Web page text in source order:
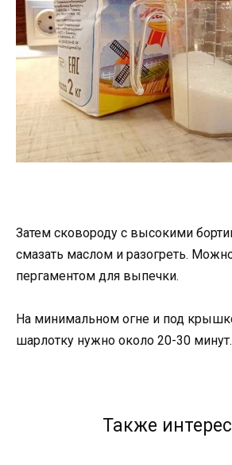
Затем сковороду с высокими
смазать маслом и разогреть.
пергаментом для выпечки.
На минимальном огне и под
шарлотку нужно около 20-30 минут.
Также